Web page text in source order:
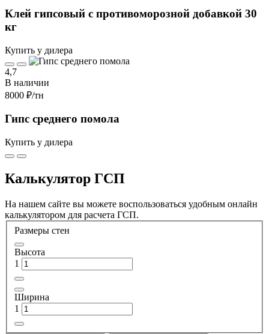
Клей гипсовый с противоморозной добавкой 30
кг
Купить у дилера
4,7
В наличии
8000 ₽/тн
Гипс среднего помола
Купить у дилера
Калькулятор ГСП
На нашем сайте вы можете воспользоваться удобным онлайн
калькулятором для расчета ГСП.
Размеры стен
Высота
1
Ширина
1